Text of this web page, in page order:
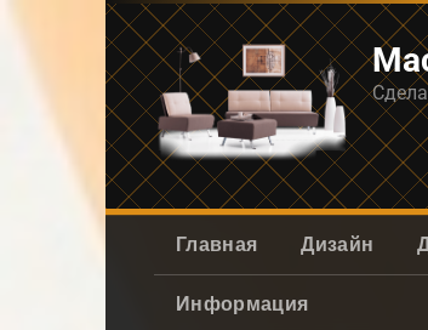
Главная Дизайн
Информация